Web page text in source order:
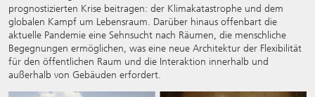
prognostizierten Krise beitragen: der Klimakatastrophe und dem
globalen Kampf um Lebensraum. Darüber hinaus offenbart die
aktuelle Pandemie eine Sehnsucht nach Räumen, die menschliche
Begegnungen ermöglichen, was eine neue Architektur der Flexibilität
für den öffentlichen Raum und die Interaktion innerhalb und
außerhalb von Gebäuden erfordert.